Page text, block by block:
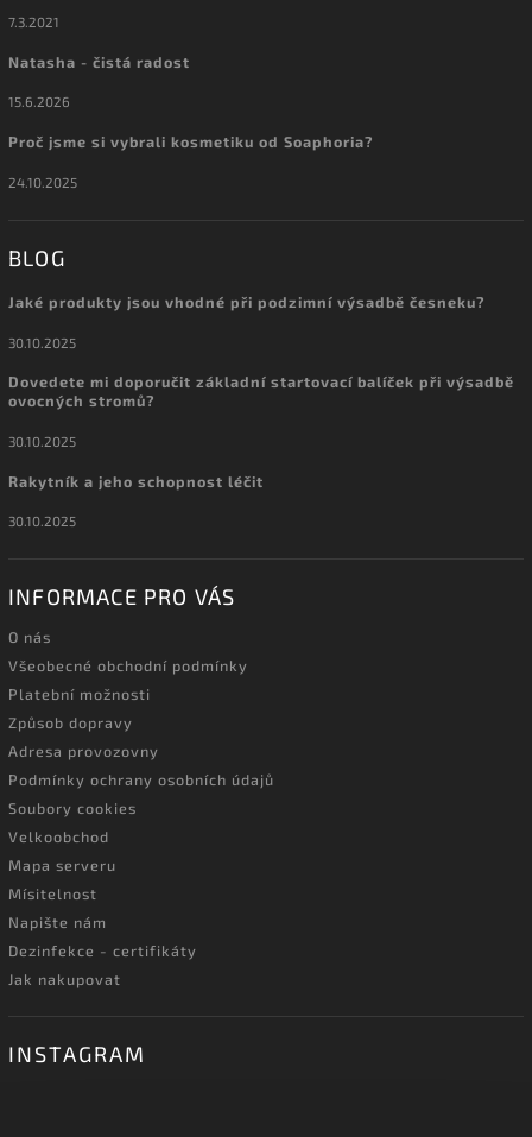
7.3.2021
Natasha - čistá radost
15.6.2026
Proč jsme si vybrali kosmetiku od Soaphoria?
24.10.2025
BLOG
Jaké produkty jsou vhodné při podzimní výsadbě česneku?
30.10.2025
Dovedete mi doporučit základní startovací balíček při výsadbě
ovocných stromů?
30.10.2025
Rakytník a jeho schopnost léčit
30.10.2025
INFORMACE PRO VÁS
O nás
Všeobecné obchodní podmínky
Platební možnosti
Způsob dopravy
Adresa provozovny
Podmínky ochrany osobních údajů
Soubory cookies
Velkoobchod
Mapa serveru
Mísitelnost
Napište nám
Dezinfekce - certifikáty
Jak nakupovat
INSTAGRAM